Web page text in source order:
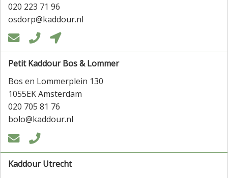
020 223 71 96
osdorp@kaddour.nl
  
Petit Kaddour Bos & Lommer
Bos en Lommerplein 130
1055EK Amsterdam
020 705 81 76
bolo@kaddour.nl
 
Kaddour Utrecht